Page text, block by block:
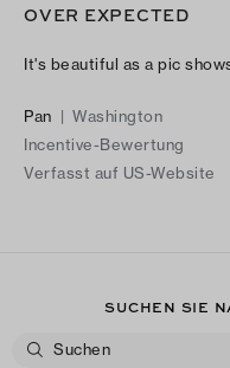
OVER EXPECTED
It's beautiful as a pic
Pan | Washington
Incentive-Bewertung
Verfasst auf US-Website
SUCHEN SIE